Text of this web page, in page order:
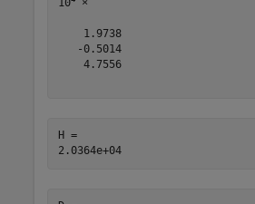
10 ×
    1.9738
   -0.5014
    4.7556
H =
2.0364e+04